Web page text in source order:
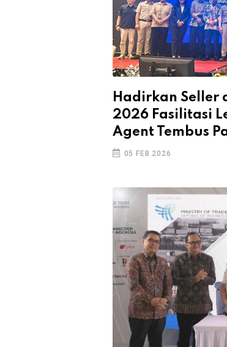
Hadirkan Seller
2026 Fasilitasi
Agent Tembus
05 FEB 2026